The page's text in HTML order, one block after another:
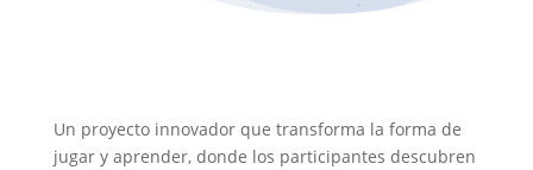
Un proyecto innovador que transforma la forma de
jugar y aprender, donde los participantes descubren